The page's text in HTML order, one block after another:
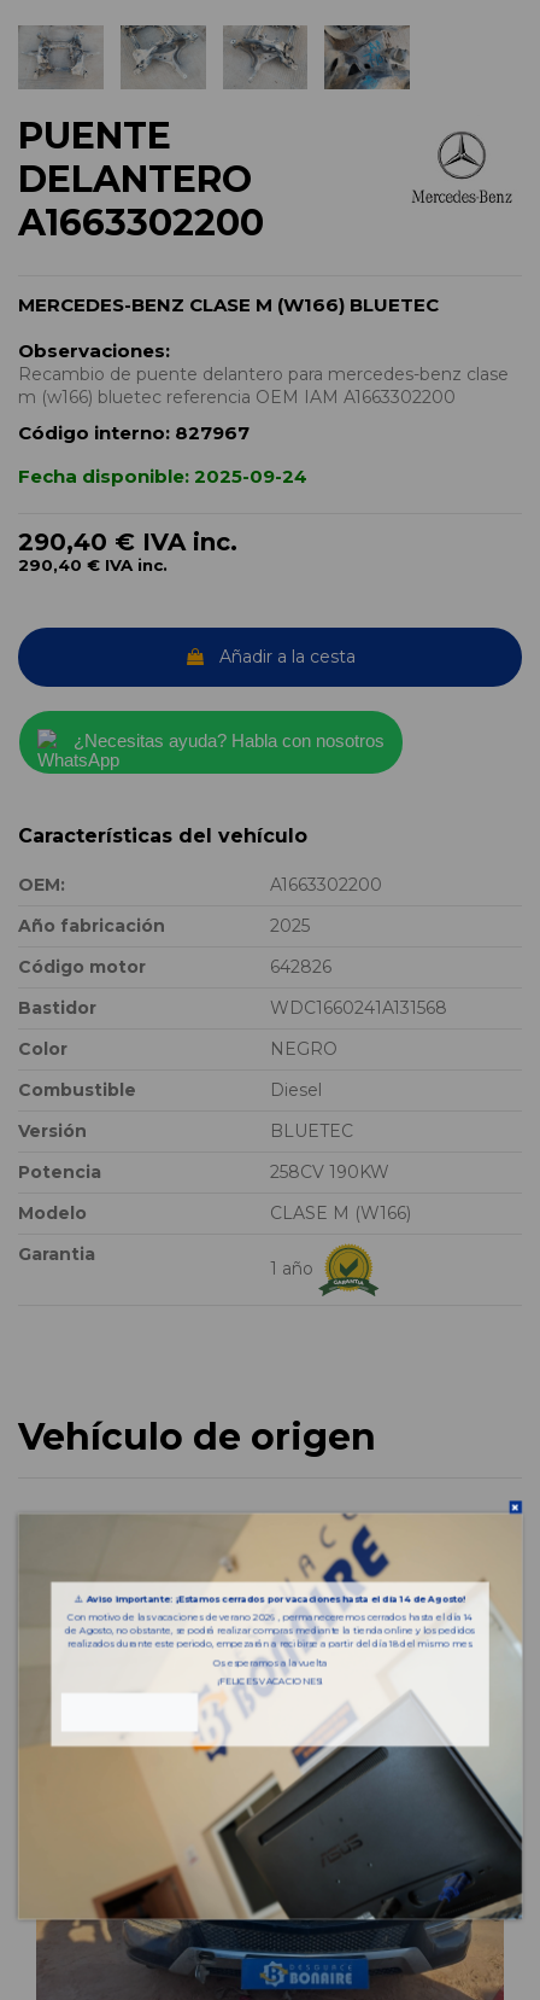
PUENTE
DELANTERO
A1663302200
MERCEDES-BENZ CLASE M (W166) BLUETEC
Observaciones:
Recambio de puente delantero para mercedes-benz clase
m (w166) bluetec referencia OEM IAM A1663302200
Código interno: 827967
Fecha disponible: 2025-09-24
290,40 € IVA inc.
290,40 € IVA inc.
Añadir a la cesta
¿Necesitas ayuda? Habla con nosotros
Características del vehículo
OEM:
A1663302200
Año fabricación
2025
Código motor
642826
Bastidor
WDC1660241A131568
Color
NEGRO
Combustible
Diesel
Versión
BLUETEC
Potencia
258CV 190KW
Modelo
CLASE M (W166)
Garantia
1 año
Vehículo de origen
⚠️Aviso importante: ¡Estamos cerrados por vacaciones hasta el día 14 de Agosto!
Con motivo de las vacaciones de verano 2026 , permaneceremos cerrados hasta el día 14
de Agosto, no obstante, se podrá realizar compras mediante la tienda online y los pedidos
realizados durante este periodo, empezarán a recibirse a partir del día 18 del mismo mes.
Os esperamos a la vuelta
¡FELICES VACACIONES!